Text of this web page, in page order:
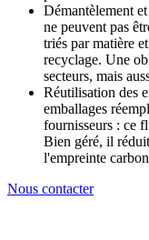
Démantèlement
ne peuvent pas
triés par matière
recyclage. Une
secteurs, mais
Réutilisation des
emballages
fournisseurs : ce
Bien géré, il
l'empreinte
Nous contacter